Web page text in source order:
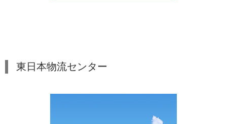
東日本物流センター